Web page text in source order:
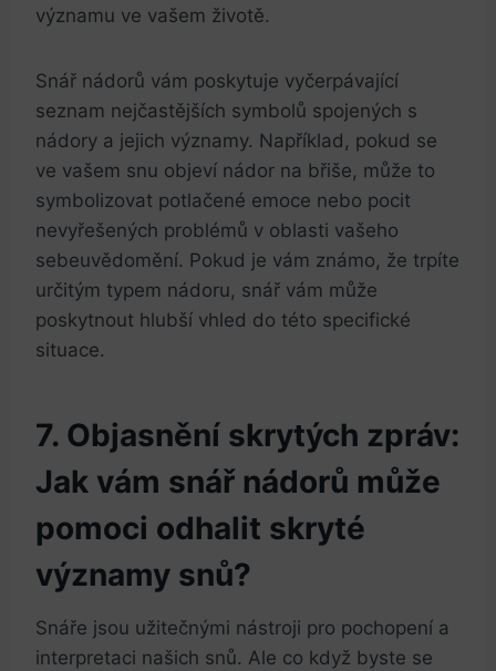
významu ve vašem životě.
Snář nádorů vám⁢ poskytuje vyčerpávající
seznam nejčastějších ⁤symbolů⁢ spojených s
nádory a jejich významy. ⁢Například,⁤ pokud se
⁤ve vašem snu objeví nádor na břiše, ⁢může to‌
symbolizovat ⁣potlačené emoce nebo‍ pocit
nevyřešených ‍problémů ‍v ⁣oblasti ​vašeho
sebeuvědomění. Pokud je vám ​známo, ⁢že trpíte
určitým​ typem nádoru, ‍snář vám ‍může​
poskytnout hlubší vhled⁣ do​ této specifické
‌situace.
7. Objasnění skrytých zpráv:
Jak⁢ vám snář ⁢nádorů může
pomoci odhalit⁢ skryté
⁣významy ‌snů?
Snáře jsou užitečnými​ nástroji pro pochopení a
interpretaci⁤ našich snů. Ale ⁢co‌ když byste‍ se